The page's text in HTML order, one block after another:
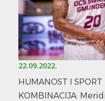
22.09.2022.
HUMANOST I
KOMBINACIJA: